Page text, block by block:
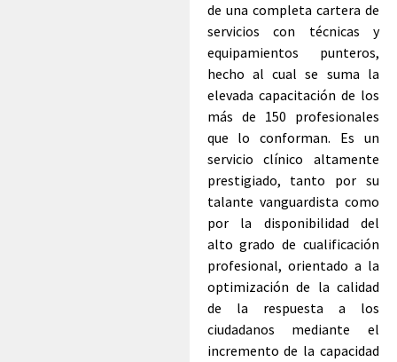
de una completa cartera de
servicios con técnicas y
equipamientos punteros,
hecho al cual se suma la
elevada capacitación de los
más de 150 profesionales
que lo conforman. Es un
servicio clínico altamente
prestigiado, tanto por su
talante vanguardista como
por la disponibilidad del
alto grado de cualificación
profesional, orientado a la
optimización de la calidad
de la respuesta a los
ciudadanos mediante el
incremento de la capacidad